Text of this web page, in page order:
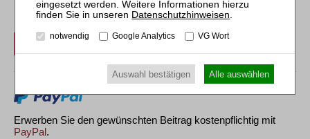
Erwerben Sie den gewünschten Beitrag kostenpflichtig per
Rechnung.
Beitrag für 29,95 € inkl. 7 % MwSt. kaufen
Erwerben Sie den gewünschten Beitrag kostenpflichtig mit
PayPal.
Datenschutzhinweisen
notwendig Google Analytics VG Wort
Auswahl bestätigen Alle auswählen